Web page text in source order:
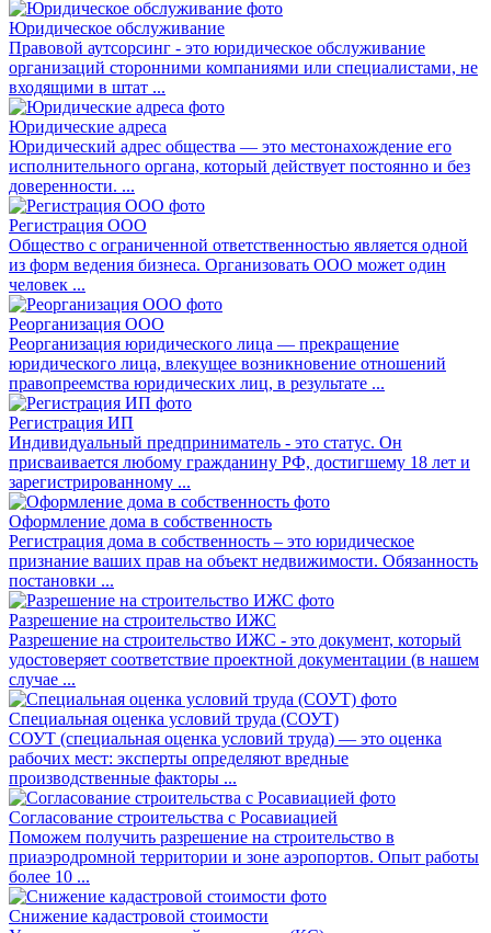
Юридическое обслуживание
Правовой аутсорсинг - это юридическое обслуживание
организаций сторонними компаниями или специалистами, не
входящими в штат ...
Юридические адреса
Юридический адрес общества — это местонахождение его
исполнительного органа, который действует постоянно и без
доверенности. ...
Регистрация ООО
Общество с ограниченной ответственностью является одной
из форм ведения бизнеса. Организовать ООО может один
человек ...
Реорганизация ООО
Реорганизация юридического лица — прекращение
юридического лица, влекущее возникновение отношений
правопреемства юридических лиц, в результате ...
Регистрация ИП
Индивидуальный предприниматель - это статус. Он
присваивается любому гражданину РФ, достигшему 18 лет и
зарегистрированному ...
Оформление дома в собственность
Регистрация дома в собственность – это юридическое
признание ваших прав на объект недвижимости. Обязанность
постановки ...
Разрешение на строительство ИЖС
Разрешение на строительство ИЖС - это документ, который
удостоверяет соответствие проектной документации (в нашем
случае ...
Специальная оценка условий труда (СОУТ)
СОУТ (специальная оценка условий труда) — это оценка
рабочих мест: эксперты определяют вредные
производственные факторы ...
Согласование строительства с Росавиацией
Поможем получить разрешение на строительство в
приаэродромной территории и зоне аэропортов. Опыт работы
более 10 ...
Снижение кадастровой стоимости